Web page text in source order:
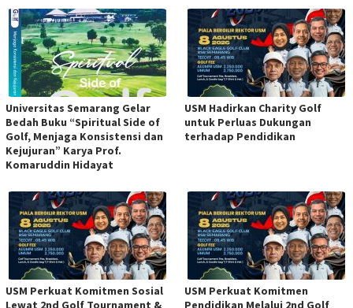
Universitas Semarang Gelar
Bedah Buku “Spiritual Side of
Golf, Menjaga Konsistensi dan
Kejujuran” Karya Prof.
Komaruddin Hidayat
USM Hadirkan Charity Golf
untuk Perluas Dukungan
terhadap Pendidikan
USM Perkuat Komitmen Sosial
Lewat 2nd Golf Tournament &
USM Perkuat Komitmen
Pendidikan Melalui 2nd Golf